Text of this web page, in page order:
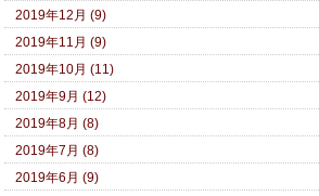
2019年12月 (9)
2019年11月 (9)
2019年10月 (11)
2019年9月 (12)
2019年8月 (8)
2019年7月 (8)
2019年6月 (9)